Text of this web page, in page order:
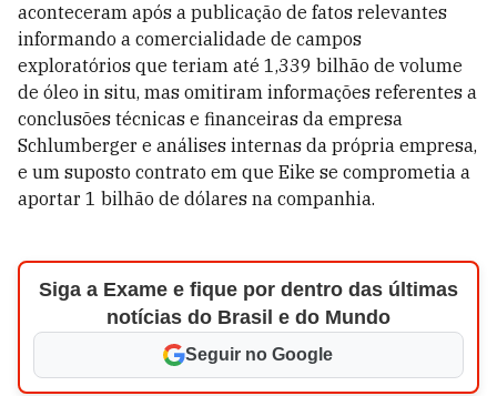
aconteceram após a publicação de fatos relevantes
informando a comercialidade de campos
exploratórios que teriam até 1,339 bilhão de volume
de óleo in situ, mas omitiram informações referentes a
conclusões técnicas e financeiras da empresa
Schlumberger e análises internas da própria empresa,
e um suposto contrato em que Eike se comprometia a
aportar 1 bilhão de dólares na companhia.
Siga a Exame e fique por dentro das últimas
notícias do Brasil e do Mundo
Seguir no Google